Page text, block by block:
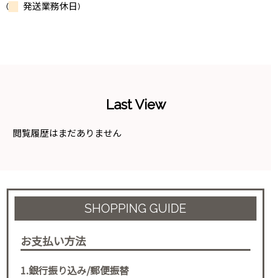
( 発送業務休日)
Last View
閲覧履歴はまだありません
SHOPPING GUIDE
お支払い方法
1.銀行振り込み/郵便振替